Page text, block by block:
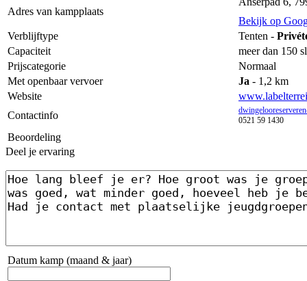
Adres van kampplaats
Bekijk op
Verblijftype
Tenten -
Capaciteit
meer dan 150
Prijscategorie
Normaal
Met openbaar vervoer
Ja - 1,2 km
Website
Contactinfo
0521 59 1430
Beoordeling
Deel je ervaring
Datum kamp (maand & jaar)